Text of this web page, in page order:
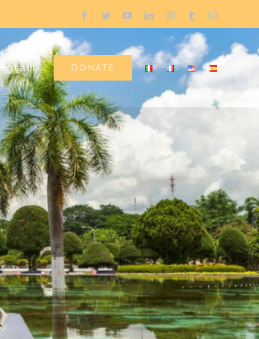
Facebook
TwitterYouTubeLinkedInInstagram
TumblrEmail
DONATE